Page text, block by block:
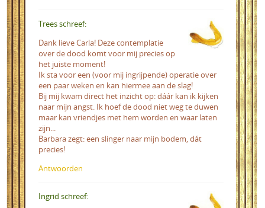
Trees schreef:
Dank lieve Carla! Deze contemplatie
over de dood komt voor mij precies op
het juiste moment!
Ik sta voor een (voor mij ingrijpende) operatie over
een paar weken en kan hiermee aan de slag!
Bij mij kwam direct het inzicht op: dáár kan ik kijken
naar mijn angst. Ik hoef de dood niet weg te duwen
maar kan vriendjes met hem worden en waar laten
zijn...
Barbara zegt: een slinger naar mijn bodem, dát
precies!
Antwoorden
Ingrid schreef: